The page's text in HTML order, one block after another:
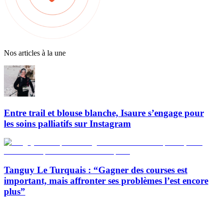
Nos articles à la une
Entre trail et blouse blanche, Isaure s’engage pour
les soins palliatifs sur Instagram
Tanguy Le Turquais : “Gagner des courses est
important, mais affronter ses problèmes l’est encore
plus”